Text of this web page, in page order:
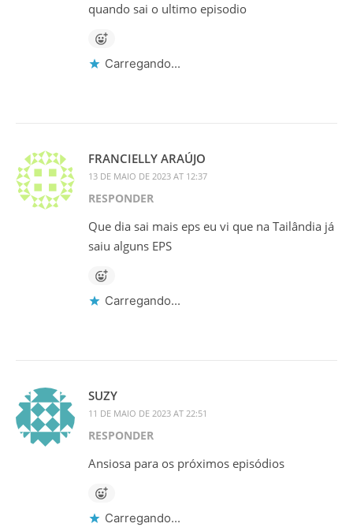
quando sai o ultimo episodio
Carregando...
FRANCIELLY ARAÚJO
13 DE MAIO DE 2023 AT 12:37
RESPONDER
Que dia sai mais eps eu vi que na Tailândia já
saiu alguns EPS
Carregando...
SUZY
11 DE MAIO DE 2023 AT 22:51
RESPONDER
Ansiosa para os próximos episódios
Carregando...